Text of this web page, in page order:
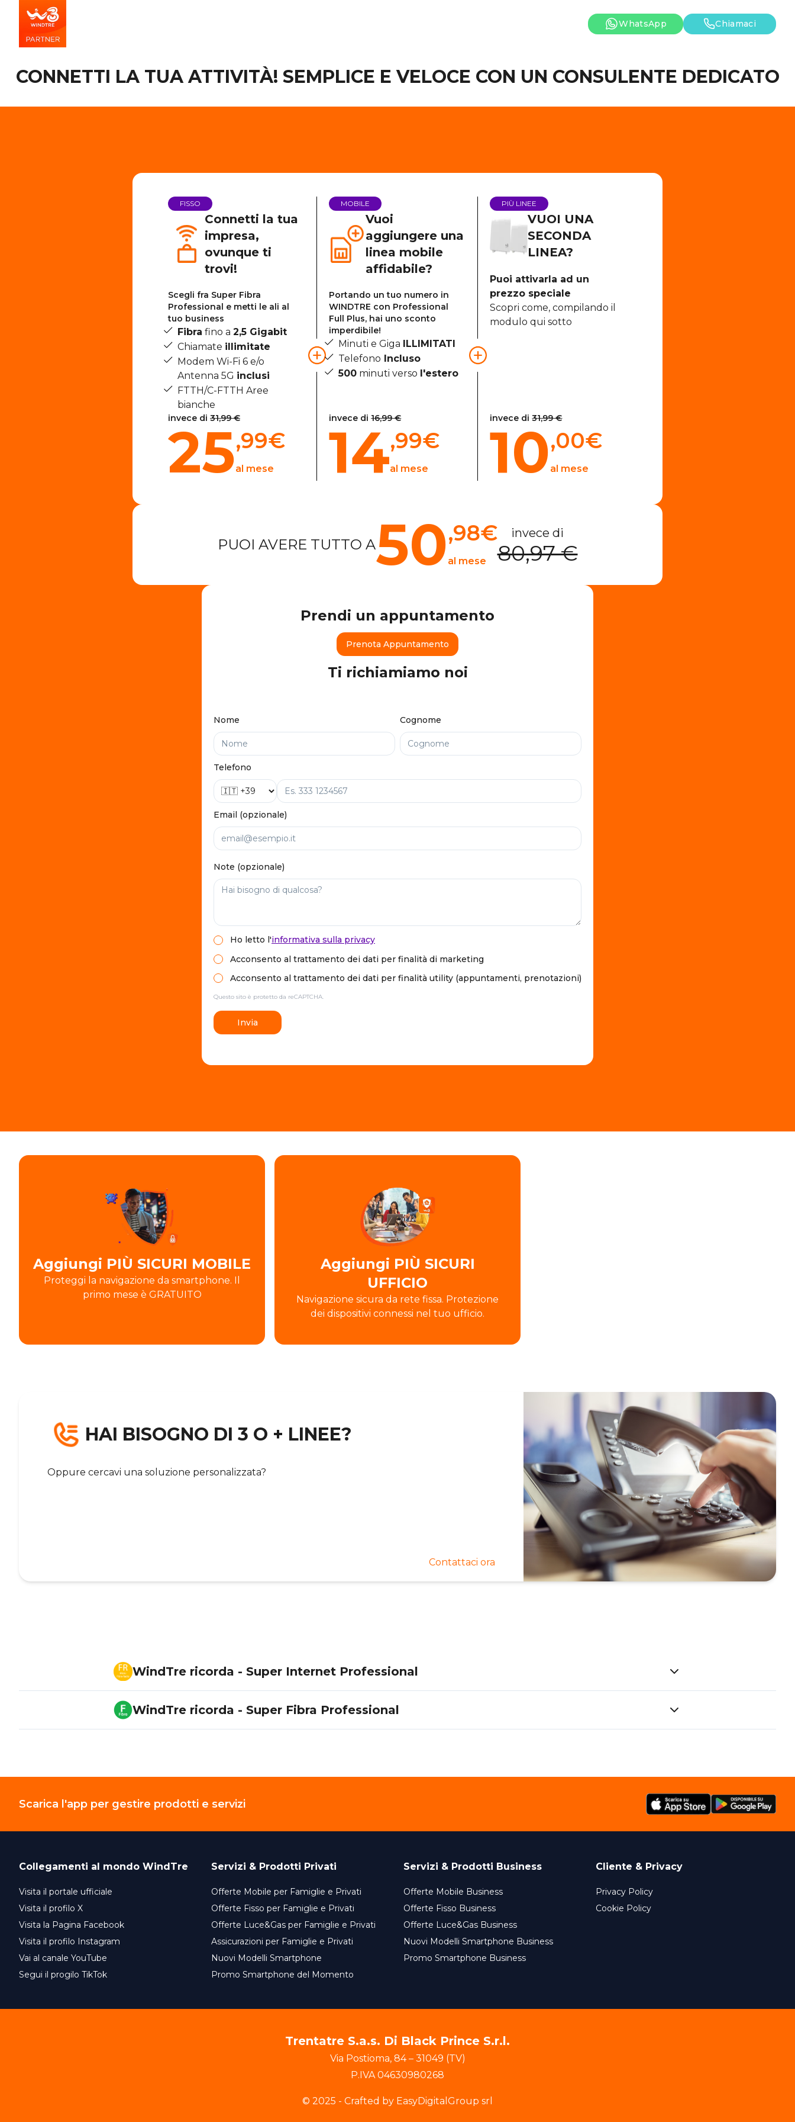
WhatsApp Chiamaci
CONNETTI LA TUA ATTIVITÀ! SEMPLICE E VELOCE CON UN CONSULENTE DEDICATO
FISSO
Connetti la tua
impresa,
ovunque ti
trovi!
Scegli fra Super Fibra
Professional e metti le ali al
tuo business
Fibra fino a 2,5 Gigabit
Chiamate illimitate
Modem Wi-Fi 6 e/o
Antenna 5G inclusi
FTTH/C-FTTH Aree
bianche
invece di 31,99 €
25,99€
al mese
MOBILE
Vuoi
aggiungere una
linea mobile
affidabile?
Portando un tuo numero in
WINDTRE con Professional
Full Plus, hai uno sconto
imperdibile!
Minuti e Giga ILLIMITATI
Telefono Incluso
500 minuti verso l'estero
invece di 16,99 €
14,99€
al mese
PIÙ LINEE
VUOI UNA
SECONDA
LINEA?
Puoi attivarla ad un
prezzo speciale
Scopri come, compilando il
modulo qui sotto
invece di 31,99 €
10,00€
al mese
PUOI AVERE TUTTO A50,98€
al mese
invece di
80,97 €
Prendi un appuntamento
Prenota Appuntamento
Ti richiamiamo noi
Nome Cognome
Telefono
Email (opzionale)
Note (opzionale)
Ho letto l'informativa sulla privacy
Acconsento al trattamento dei dati per finalità di marketing
Acconsento al trattamento dei dati per finalità utility (appuntamenti, prenotazioni)
Questo sito è protetto da reCAPTCHA.
Invia
Aggiungi PIÙ SICURI MOBILE
Proteggi la navigazione da smartphone. Il
primo mese è GRATUITO
Aggiungi PIÙ SICURI
UFFICIO
Navigazione sicura da rete fissa. Protezione
dei dispositivi connessi nel tuo ufficio.
HAI BISOGNO DI 3 O + LINEE?
Oppure cercavi una soluzione personalizzata?
Contattaci ora
WindTre ricorda - Super Internet Professional
WindTre ricorda - Super Fibra Professional
Scarica l'app per gestire prodotti e servizi
Collegamenti al mondo WindTre
Visita il portale ufficiale
Visita il profilo X
Visita la Pagina Facebook
Visita il profilo Instagram
Vai al canale YouTube
Segui il progilo TikTok
Servizi & Prodotti Privati
Offerte Mobile per Famiglie e Privati
Offerte Fisso per Famiglie e Privati
Offerte Luce&Gas per Famiglie e Privati
Assicurazioni per Famiglie e Privati
Nuovi Modelli Smartphone
Promo Smartphone del Momento
Servizi & Prodotti Business
Offerte Mobile Business
Offerte Fisso Business
Offerte Luce&Gas Business
Nuovi Modelli Smartphone Business
Promo Smartphone Business
Cliente & Privacy
Privacy Policy
Cookie Policy
Trentatre S.a.s. Di Black Prince S.r.l.
Via Postioma, 84– 31049 (TV)
P.IVA04630980268
© 2025 - Crafted by EasyDigitalGroup srl